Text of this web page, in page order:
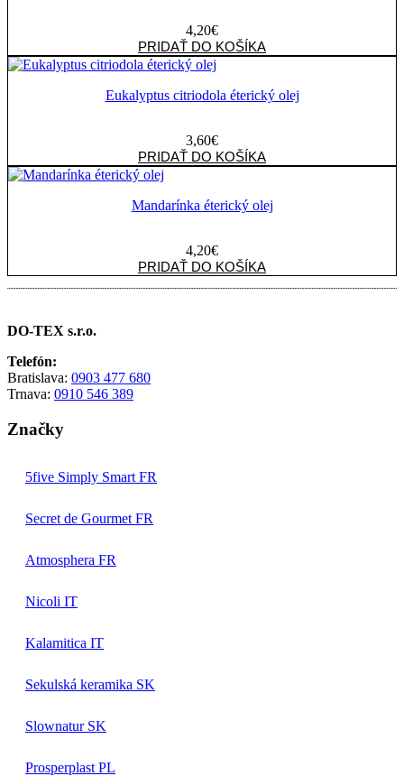
4,20€
množstvo
Mäta
Mentha
olej
PRIDAŤ DO KOŠÍKA
Eukalyptus citriodola éterický olej
3,60€
množstvo
Eukalyptus
éterický
PRIDAŤ DO KOŠÍKA
Mandarínka éterický olej
4,20€
množstvo
PRIDAŤ DO KOŠÍKA
DO-TEX s.r.o.
Telefón:
Bratislava: 0903 477 680
Trnava: 0910 546 389
Značky
5five Simply Smart FR
Secret de Gourmet FR
Atmosphera FR
Nicoli IT
Kalamitica IT
Sekulská keramika SK
Slownatur SK
Prosperplast PL